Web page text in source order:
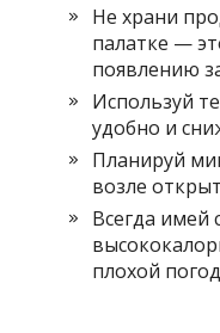
Не храни
палатке —
появлению
Используй
удобно и
Планируй
возле
Всегда имей
плохой